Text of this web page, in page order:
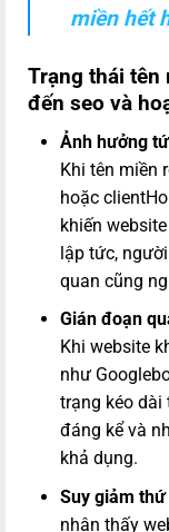
miền hết
Trạng thái tên
đến seo và
Ảnh hưởng
Khi tên miền
hoặc
khiến
lập tức,
quan cũng
Gián đoạn
Khi website
như
trạng kéo dài
đáng kể và
khả dụng.
Suy giảm
nhận thấy